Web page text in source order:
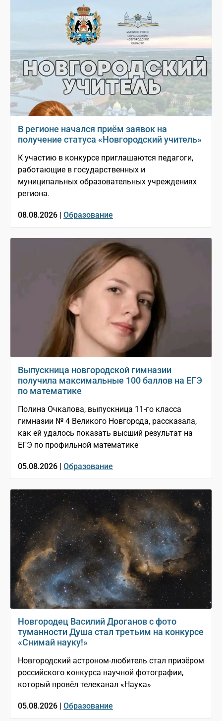
В регионе начался приём заявок на
получение статуса «Новгородский учитель»
К участию в конкурсе приглашаются педагоги,
работающие в государственных и
муниципальных образовательных учреждениях
региона.
08.08.2026 | Образование
Выпускница новгородской гимназии
получила максимальные 100 баллов на ЕГЭ
по математике
Полина Очкалова, выпускница 11-го класса
гимназии № 4 Великого Новгорода, рассказала,
как ей удалось показать высший результат на
ЕГЭ по профильной математике
05.08.2026 | Образование
Новгородец Василий Дроганов с фото
туманности Душа стал третьим на конкурсе
«Снимай науку!»
Новгородский астроном-любитель стал призёром
российского конкурса научной фотографии,
который провёл телеканал «Наука»
05.08.2026 | Образование